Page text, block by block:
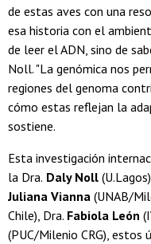
de estas aves con una
esa historia con el
de leer el ADN, sino de
Noll. "La genómica nos
regiones del genoma
cómo estas reflejan la
sostiene.
Esta investigación
la Dra. Daly Noll
Juliana Vianna (UNAB/
Chile), Dra. Fabiola León
(PUC/Milenio CRG),